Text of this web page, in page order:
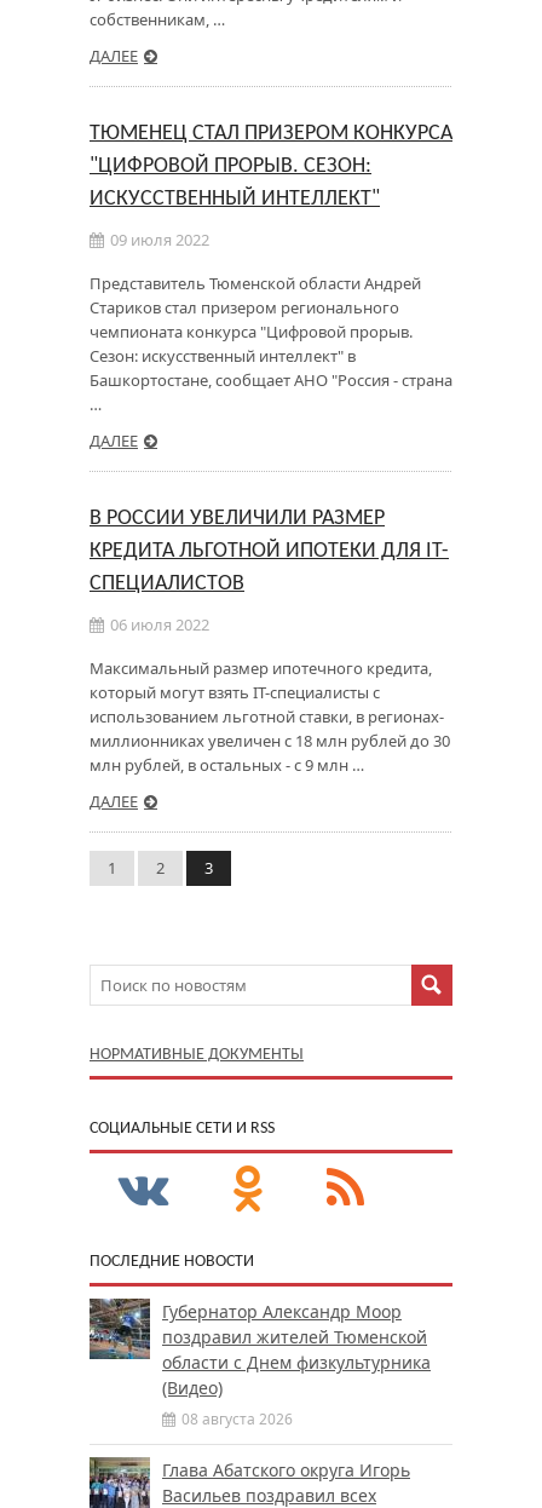
собственникам, …
ДАЛЕЕ
ТЮМЕНЕЦ СТАЛ ПРИЗЕРОМ КОНКУРСА
"ЦИФРОВОЙ ПРОРЫВ. СЕЗОН:
ИСКУССТВЕННЫЙ ИНТЕЛЛЕКТ"
09 июля 2022
Представитель Тюменской области Андрей
Стариков стал призером регионального
чемпионата конкурса "Цифровой прорыв.
Сезон: искусственный интеллект" в
Башкортостане, сообщает АНО "Россия - страна
…
ДАЛЕЕ
В РОССИИ УВЕЛИЧИЛИ РАЗМЕР
КРЕДИТА ЛЬГОТНОЙ ИПОТЕКИ ДЛЯ IT-
СПЕЦИАЛИСТОВ
06 июля 2022
Максимальный размер ипотечного кредита,
который могут взять IT-специалисты с
использованием льготной ставки, в регионах-
миллионниках увеличен с 18 млн рублей до 30
млн рублей, в остальных - с 9 млн …
ДАЛЕЕ
1 2 3
НОРМАТИВНЫЕ ДОКУМЕНТЫ
CОЦИАЛЬНЫЕ СЕТИ И RSS
ПОСЛЕДНИЕ НОВОСТИ
Губернатор Александр Моор
поздравил жителей Тюменской
области с Днем физкультурника
(Видео)
08 августа 2026
Глава Абатского округа Игорь
Васильев поздравил всех